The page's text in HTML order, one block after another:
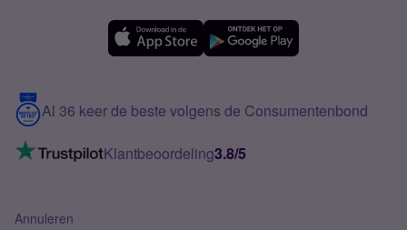
Meerdere nummers
5G internet
Mobiel internet
Mobiel abonnement
Contact
VoLTE 4G bellen
Al 36 keer de beste volgens de Consumentenbond
Klantbeoordeling3.8/5
Annuleren